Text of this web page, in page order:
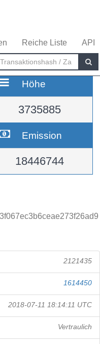
Reiche Liste API
Höhe
3735885
Emission
18446744
2121435
1614450
2018-07-11 18:14:11 UTC
Vertraulich